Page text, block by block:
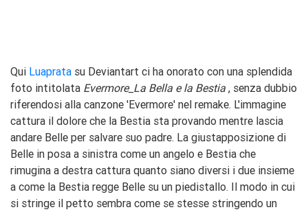
Qui Luaprata su Deviantart ci ha onorato con una splendida
foto intitolata Evermore_La Bella e la Bestia , senza dubbio
riferendosi alla canzone 'Evermore' nel remake. L'immagine
cattura il dolore che la Bestia sta provando mentre lascia
andare Belle per salvare suo padre. La giustapposizione di
Belle in posa a sinistra come un angelo e Bestia che
rimugina a destra cattura quanto siano diversi i due insieme
a come la Bestia regge Belle su un piedistallo. Il modo in cui
si stringe il petto sembra come se stesse stringendo un